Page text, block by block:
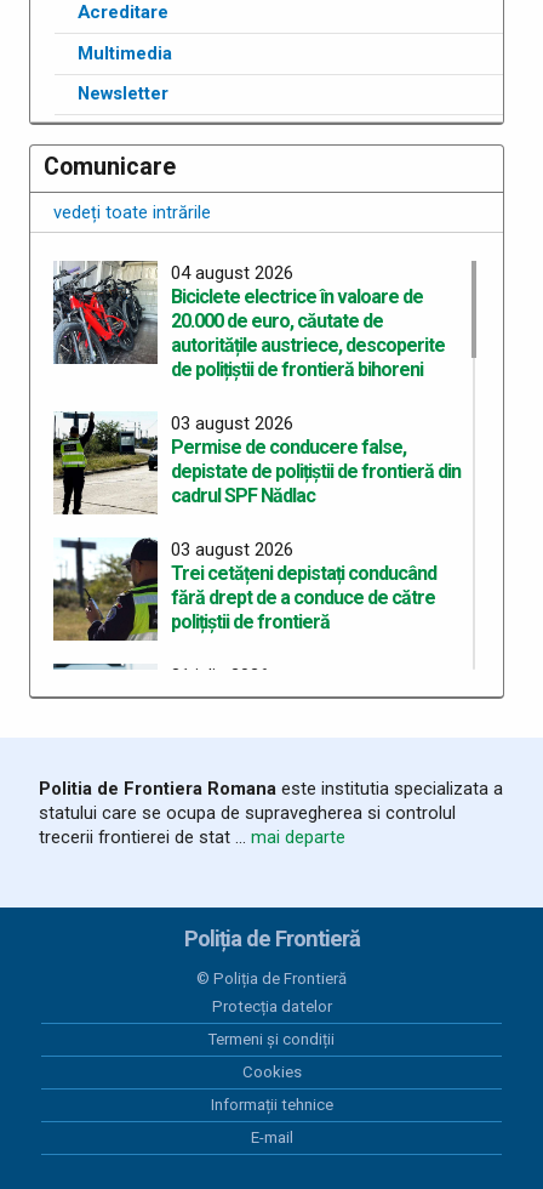
Acreditare
Multimedia
Newsletter
Comunicare
vedeți toate intrările
04 august 2026
Biciclete electrice în valoare de
20.000 de euro, căutate de
autoritățile austriece, descoperite
de polițiștii de frontieră bihoreni
03 august 2026
Permise de conducere false,
depistate de polițiștii de frontieră din
cadrul SPF Nădlac
03 august 2026
Trei cetățeni depistați conducând
fără drept de a conduce de către
polițiștii de frontieră
31 iulie 2026
Circulația automarfarelor pe
28 iulie 2026
Ziua Poliţiei de Frontieră sărbătorită
28 iulie 2026
Autoturism în valoare de aproximativ
62.000 de euro, căutat de autoritățile
poloneze, descoperit de polițiștii de
frontieră din cadrul SPF Valea lui
24 iulie 2026
Rezultatele Poliției de Frontieră
Politia de Frontiera Romana este institutia specializata a
statului care se ocupa de supravegherea si controlul
trecerii frontierei de stat ... mai departe
Poliția de Frontieră
© Poliția de Frontieră
Protecția datelor
Termeni și condiții
Cookies
Informații tehnice
E-mail